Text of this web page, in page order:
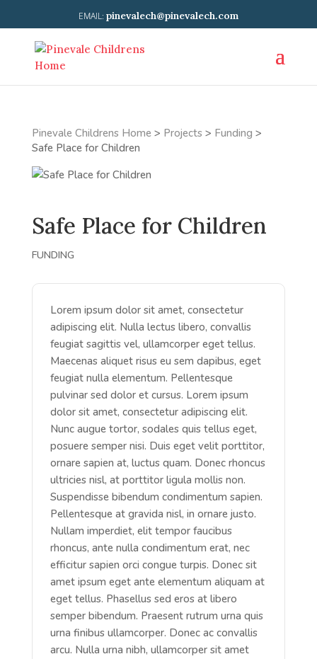
pinevalech@pinevalech.com
Pinevale Childrens Home> Projects > Funding >
Safe Place for Children
Safe Place for Children
FUNDING
Lorem ipsum dolor sit amet, consectetur
adipiscing elit. Nulla lectus libero, convallis
feugiat sagittis vel, ullamcorper eget tellus.
Maecenas aliquet risus eu sem dapibus, eget
feugiat nulla elementum. Pellentesque
pulvinar sed dolor et cursus. Lorem ipsum
dolor sit amet, consectetur adipiscing elit.
Nunc augue tortor, sodales quis tellus eget,
posuere semper nisi. Duis eget velit porttitor,
ornare sapien at, luctus quam. Donec rhoncus
ultricies nisl, at porttitor ligula mollis non.
Suspendisse bibendum condimentum sapien.
Pellentesque at gravida nisl, in ornare justo.
Nullam imperdiet, elit tempor faucibus
rhoncus, ante nulla condimentum erat, nec
efficitur sapien orci congue turpis. Donec sit
amet ipsum eget ante elementum aliquam at
eget tellus. Phasellus sed eros at libero
semper bibendum. Praesent rutrum urna quis
urna finibus ullamcorper. Donec ac convallis
arcu. Nulla urna nibh, ullamcorper sit amet